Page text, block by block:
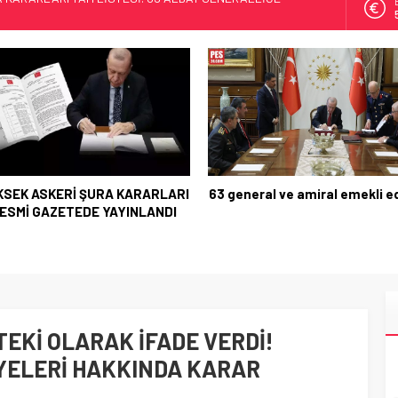
KARARLARI RESMİ GAZETEDE YAYINLANDI
edildi
10 YIL SONRA KAPANIYOR!
KARARLARI TAM LİSTESİ! 69 ALBAY GENERALLİĞE
ve amiral emekli edildi SIRADA ONLAR VAR!
OLARAK İFADE VERDİ!
HAKKINDA KARAR